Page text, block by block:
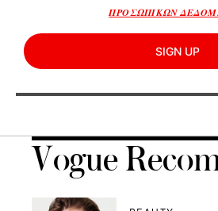
ΠΡΟΣΩΠΙΚΩΝ
SIGN UP
Vogue